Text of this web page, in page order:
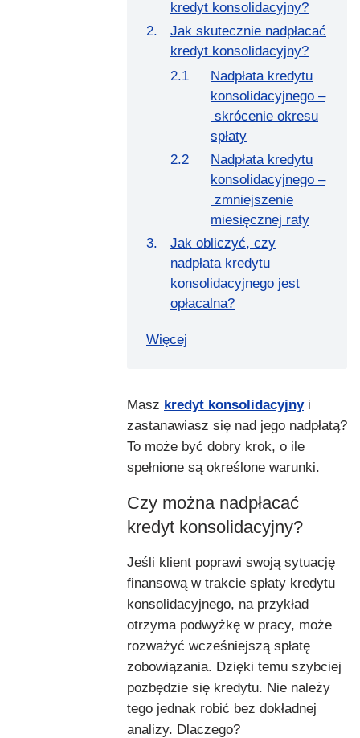
kredyt konsolidacyjny?
Jak skutecznie nadpłacać
kredyt konsolidacyjny?
Nadpłata kredytu
konsolidacyjnego –
skrócenie okresu
spłaty
Nadpłata kredytu
konsolidacyjnego –
zmniejszenie
miesięcznej raty
Jak obliczyć, czy
nadpłata kredytu
konsolidacyjnego jest
opłacalna?
Więcej
Masz kredyt konsolidacyjnyi
zastanawiasz się nad jego nadpłatą?
To może być dobry krok, o ile
spełnione są określone warunki.
Czy można nadpłacać
kredyt konsolidacyjny?
Jeśli klient poprawi swoją sytuację
finansową w trakcie spłaty kredytu
konsolidacyjnego, na przykład
otrzyma podwyżkę w pracy, może
rozważyć wcześniejszą spłatę
zobowiązania. Dzięki temu szybciej
pozbędzie się kredytu. Nie należy
tego jednak robić bez dokładnej
analizy. Dlaczego?